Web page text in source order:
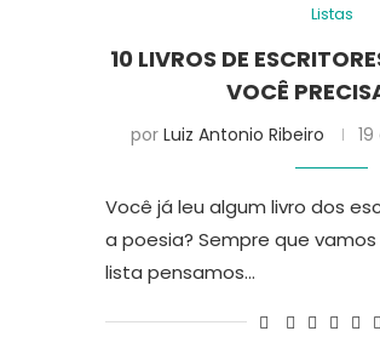
Listas
10 LIVROS DE
VOCÊ
por Luiz Antonio Ribeiro
Você já leu algum livro dos
a poesia? Sempre que
lista pensamos…